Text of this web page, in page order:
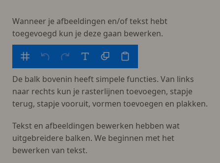
Wanneer je afbeeldingen en/of tekst hebt
toegevoegd kun je deze gaan bewerken.
De balk bovenin heeft simpele functies. Van links
naar rechts kun je rasterlijnen toevoegen, stapje
terug, stapje vooruit, vormen toevoegen en plakken.
Tekst en afbeeldingen bewerken hebben wat
uitgebreidere balken. We beginnen met het
bewerken van tekst.